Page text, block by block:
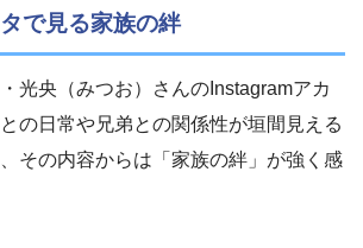
で見る家族の絆
光央（みつお）さんのInstagramアカ
の日常や兄弟との関係性が垣間見える
その内容からは「家族の絆」が強く感